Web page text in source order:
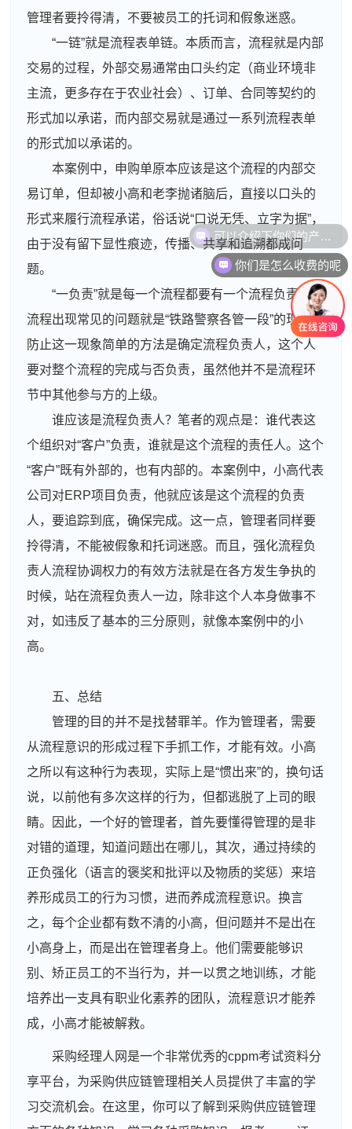
管理者要拎得清，不要被员工的托词和假象迷惑。
“一链”就是流程表单链。本质而言，流程就是内部
交易的过程，外部交易通常由口头约定（商业环境非
主流，更多存在于农业社会）、订单、合同等契约的
形式加以承诺，而内部交易就是通过一系列流程表单
的形式加以承诺的。
本案例中，申购单原本应该是这个流程的内部交
易订单，但却被小高和老李抛诸脑后，直接以口头的
形式来履行流程承诺，俗话说“口说无凭、立字为据”，
由于没有留下显性痕迹，传播、共享和追溯都成问
题。
“一负责”就是每一个流程都要有一个流程负责人。
流程出现常见的问题就是“铁路警察各管一段”的现象。
防止这一现象简单的方法是确定流程负责人，这个人
要对整个流程的完成与否负责，虽然他并不是流程环
节中其他参与方的上级。
谁应该是流程负责人？笔者的观点是：谁代表这
个组织对“客户”负责，谁就是这个流程的责任人。这个
“客户”既有外部的，也有内部的。本案例中，小高代表
公司对ERP项目负责，他就应该是这个流程的负责
人，要追踪到底，确保完成。这一点，管理者同样要
拎得清，不能被假象和托词迷惑。而且，强化流程负
责人流程协调权力的有效方法就是在各方发生争执的
时候，站在流程负责人一边，除非这个人本身做事不
对，如违反了基本的三分原则，就像本案例中的小
高。
五、总结
管理的目的并不是找替罪羊。作为管理者，需要
从流程意识的形成过程下手抓工作，才能有效。小高
之所以有这种行为表现，实际上是“惯出来”的，换句话
说，以前他有多次这样的行为，但都逃脱了上司的眼
睛。因此，一个好的管理者，首先要懂得管理的是非
对错的道理，知道问题出在哪儿，其次，通过持续的
正负强化（语言的褒奖和批评以及物质的奖惩）来培
养形成员工的行为习惯，进而养成流程意识。换言
之，每个企业都有数不清的小高，但问题并不是出在
小高身上，而是出在管理者身上。他们需要能够识
别、矫正员工的不当行为，并一以贯之地训练，才能
培养出一支具有职业化素养的团队，流程意识才能养
成，小高才能被解救。
采购经理人网是一个非常优秀的cppm考试资料分
享平台，为采购供应链管理相关人员提供了丰富的学
习交流机会。在这里，你可以了解到采购供应链管理
你们是怎么收费的呢